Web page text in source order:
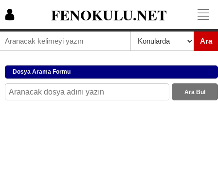
FENOKULU.NET
Ara
Dosya Arama Formu
Ara Bul